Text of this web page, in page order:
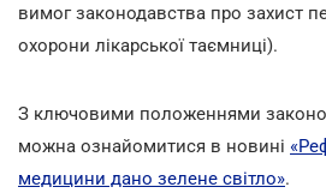
вимог законодавства про захист
охорони лікарської таємниці).
З ключовими положеннями
можна ознайомитися в новині
медицини дано зелене світло».